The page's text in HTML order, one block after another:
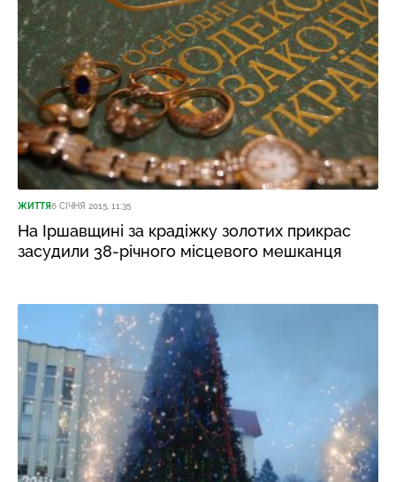
ЖИТТЯ6 СІЧНЯ 2015, 11:35
На Іршавщині за крадіжку золотих прикрас
засудили 38-річного місцевого мешканця